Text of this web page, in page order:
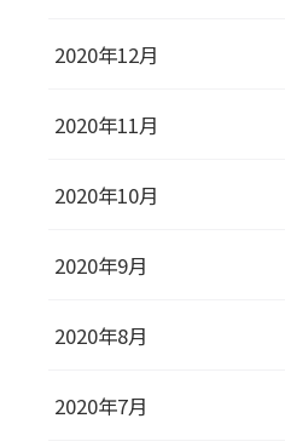
2020年12月
2020年11月
2020年10月
2020年9月
2020年8月
2020年7月